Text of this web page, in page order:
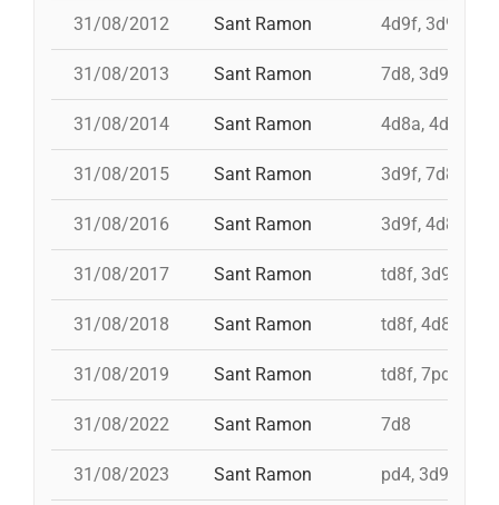
31/08/2012 Sant Ramon 4d9f, 3d9f,
31/08/2013 Sant Ramon 7d8, 3d9f,
31/08/2014 Sant Ramon 4d8a, 4d9f,
31/08/2015 Sant Ramon 3d9f, 7d8,
31/08/2016 Sant Ramon 3d9f, 4d8a,
31/08/2017 Sant Ramon td8f, 3d9f,
31/08/2018 Sant Ramon td8f, 4d8, 3d8,
31/08/2019 Sant Ramon td8f, 7pd5, pd5
31/08/2022 Sant Ramon 7d8
31/08/2023 Sant Ramon pd4,